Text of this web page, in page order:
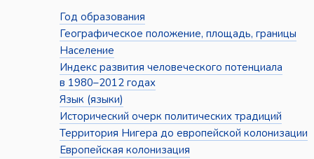
Год образования
Географическое положение, площадь, границы
Население
Индекс развития человеческого потенциала
в 1980–2012 годах
Язык (языки)
Исторический очерк политических традиций
Территория Нигера до европейской колонизации
Европейская колонизация